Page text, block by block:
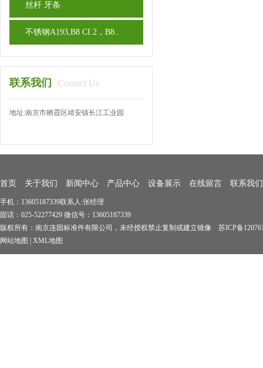
丝杆 牙条
不锈钢A193,B8 CI.2，B8..
联系我们 Contact Us
地址:南京市栖霞区靖安镇长江工业园
首页 关于我们 新闻中心 产品中心 设备展示 在线留言 联系我们
手机：13605187339联系人:张经理
固话：025-52277429 微信号：13605187339
版权所有：南京连固标准件有限公司，未经授权禁止复制或建立镜像 苏ICP备
网站地图
XML地图